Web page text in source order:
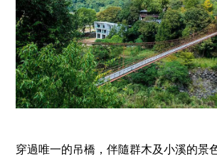
穿過唯一的吊橋，伴隨群木及小溪的景